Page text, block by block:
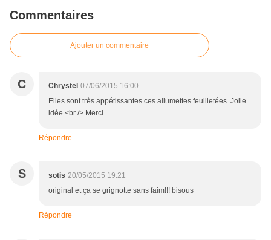
Commentaires
Ajouter un commentaire
C Chrystel 07/06/2015 16:00
Elles sont très appétissantes ces allumettes feuilletées. Jolie
idée.<br /> Merci
Répondre
S sotis 20/05/2015 19:21
original et ça se grignotte sans faim!!! bisous
Répondre